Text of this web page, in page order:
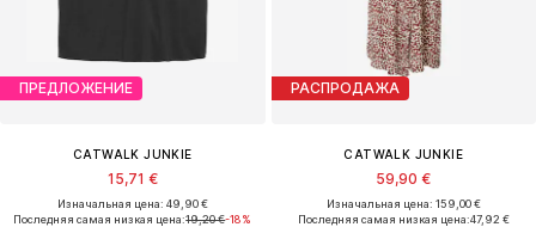
ПРЕДЛОЖЕНИЕ
CATWALK JUNKIE
15,71 €
Изначальная цена: 49,90 €
Последняя самая низкая цена:19,20 €-18%
РАСПРОДАЖА
CATWALK JUNKIE
59,90 €
Изначальная цена: 159,00 €
Последняя самая низкая цена:47,92 €